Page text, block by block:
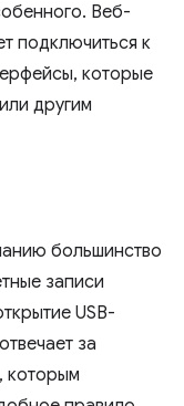
Веб-
подключиться к
которые
другим
большинство
записи
USB-
за
которым